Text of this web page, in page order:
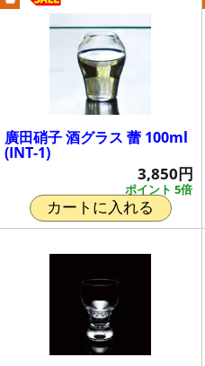
廣田硝子 酒グラス 蕾 100ml
(INT-1)
ポイント 5倍
3,850円
カートに入れる